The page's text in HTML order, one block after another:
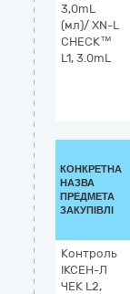
3,0mL
(мл)/ XN-L
CHECK™
L1, 3.0mL
КОНКРЕТНА
НАЗВА
ПРЕДМЕТА
ЗАКУПІВЛІ
Контроль
ІКСЕН-Л
ЧЕК L2,